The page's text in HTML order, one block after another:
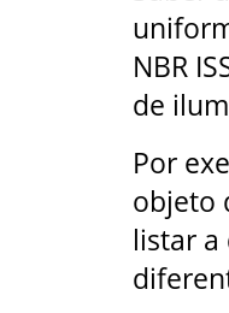
NBR
de
Por
objeto
listar